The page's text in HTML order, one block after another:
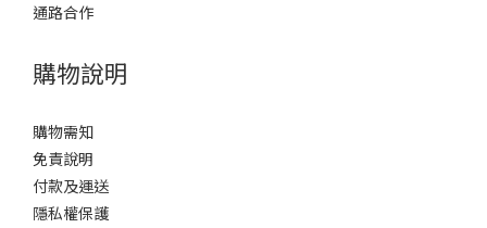
通路合作
購物說明
購物需知
免責說明
付款及運送
隱私權保護